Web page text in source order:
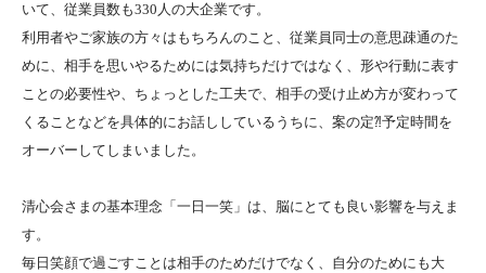
いて、従業員数も330人の大企業です。
利用者やご家族の方々はもちろんのこと、従業員同士の意思疎通のた
めに、相手を思いやるためには気持ちだけではなく、形や行動に表す
ことの必要性や、ちょっとした工夫で、相手の受け止め方が変わって
くることなどを具体的にお話ししているうちに、案の定⁈予定時間を
オーバーしてしまいました。
清心会さまの基本理念「一日一笑」は、脳にとても良い影響を与えま
す。
毎日笑顔で過ごすことは相手のためだけでなく、自分のためにも大